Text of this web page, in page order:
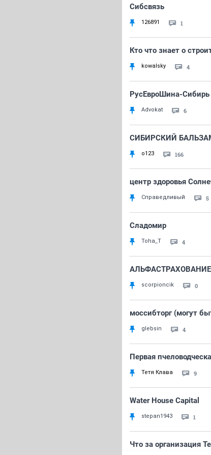
Сибсвязь
126891 1
Кто что знает о
kowalsky 4
РусЕвроШина-Сибирь
Advokat 6
СИБИРСКИЙ
o123 166
центр здоровья
Справедливый 5
Сладомир
Toha_T 4
scorpioncik 0
моссибторг (могут
glebsin 4
Первая
Тетя Клава 9
Water House Capital
stepan1943 1
Что за организация